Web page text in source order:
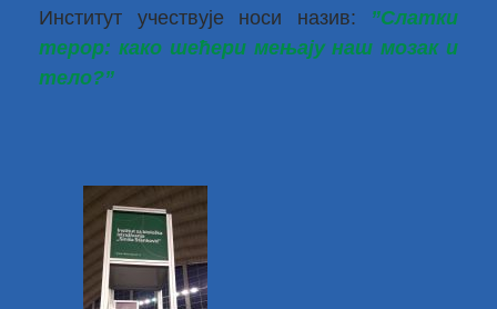
Институт учествује носи назив: ”Слатки
терор: како шећери мењају наш мозак и
тело?”